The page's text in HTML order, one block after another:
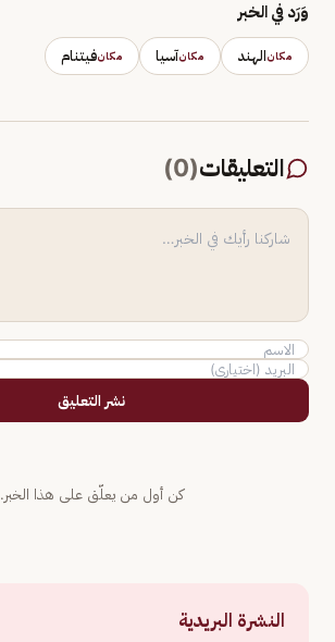
وَرَد في الخبر
مكانالهند مكانآسيا مكانفيتنام
التعليقات(
0
)
نشر التعليق
كن أول من يعلّق على هذا الخبر.
النشرة البريدية